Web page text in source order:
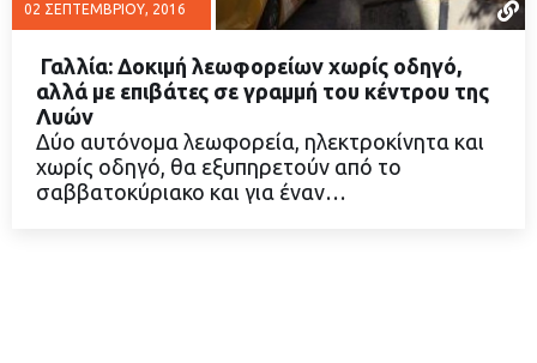
02 ΣΕΠΤΕΜΒΡΊΟΥ, 2016
ΔΙΑΒΑΣΤΕ ΠΕΡΙΣΣΟΤΕΡΑ
Γαλλία: Δοκιμή λεωφορείων χωρίς οδηγό,
αλλά με επιβάτες σε γραμμή του κέντρου της
Λυών
Δύο αυτόνομα λεωφορεία, ηλεκτροκίνητα και
χωρίς οδηγό, θα εξυπηρετούν από το
σαββατοκύριακο και για έναν…